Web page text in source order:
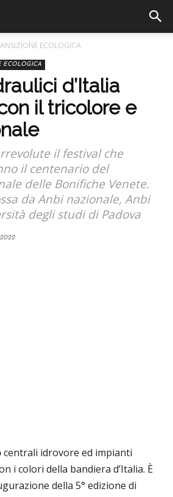
ECOLOGICA
ECOLOGICA
d’Italia
il tricolore e
il festival che
il centenario del
delle Bonifiche Venete.
da Anbi nazionale, Anbi
degli studi di Padova
centrali idrovore ed impianti
i colori della bandiera d’Italia. È
della 5° edizione di